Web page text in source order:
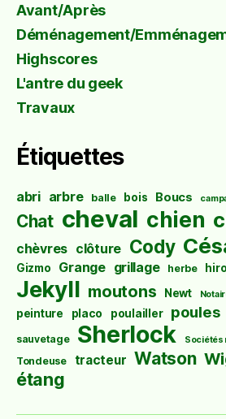
Avant/Après
Déménagement/
Highscores
L'antre du geek
Travaux
Étiquettes
abri arbre balle bois Boucs
Chat cheval chien
chèvres clôture Cody
Gizmo Grange grillage herbe
Jekyll moutons Newt
peinture placo poulailler poules
sauvetage Sherlock Sociétés
Tondeuse tracteur Watson
étang